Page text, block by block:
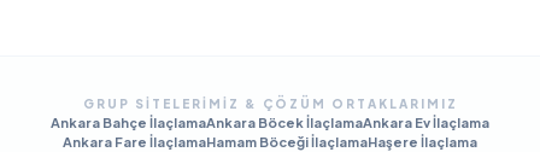
GRUP SITELERIMIZ & ÇÖZÜM ORTAKLARIMIZ
Ankara Bahçe İlaçlamaAnkara Böcek İlaçlamaAnkara Ev İlaçlama
Ankara Fare İlaçlamaHamam Böceği İlaçlamaHaşere İlaçlama